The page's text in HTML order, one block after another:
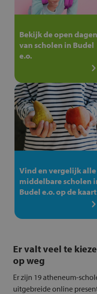
Bekijk de open dagen
van scholen in Budel
e.o.
Vind en vergelijk alle
middelbare scholen
Budel e.o. op de kaart
Er valt veel te
op weg
Er zijn 19 atheneum-
uitgebreide online